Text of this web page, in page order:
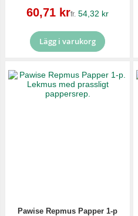
Reapris
60,71 krfr. 54,32 kr
Lägg i varukorg
Pawise Repmus Papper 1-p